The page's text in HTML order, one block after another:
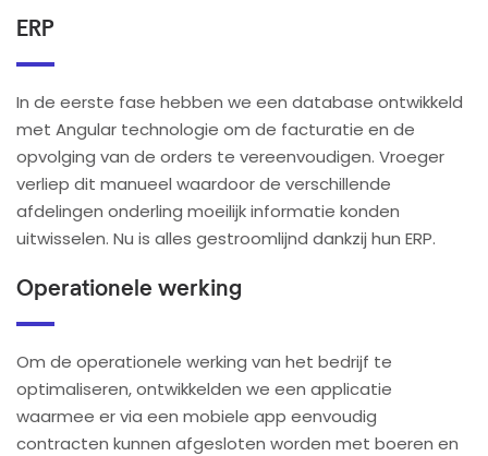
ERP
In de eerste fase hebben we een database ontwikkeld
met Angular technologie om de facturatie en de
opvolging van de orders te vereenvoudigen. Vroeger
verliep dit manueel waardoor de verschillende
afdelingen onderling moeilijk informatie konden
uitwisselen. Nu is alles gestroomlijnd dankzij hun ERP.
Operationele werking
Om de operationele werking van het bedrijf te
optimaliseren, ontwikkelden we een applicatie
waarmee er via een mobiele app eenvoudig
contracten kunnen afgesloten worden met boeren en